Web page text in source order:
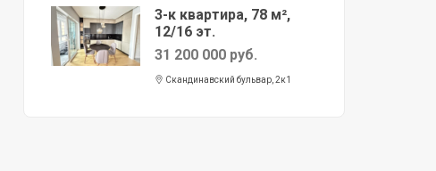
3-к квартира, 78 м²,
12/16 эт.
31 200 000 руб.
Скандинавский бульвар, 2к1